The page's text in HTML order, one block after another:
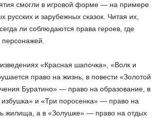
смогли в игровой форме — на примере
русских и зарубежных сказок. Читая их,
ли соблюдаются права героев, где
«Красная шапочка», «Волк и
право на жизнь, в повести «Золотой
Буратино» — право на образование, в
и «Три поросенка» — право на
жилища, а в «Золушке» — право на отдых